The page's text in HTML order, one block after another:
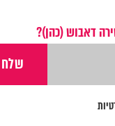
דאבוש (כהן)?